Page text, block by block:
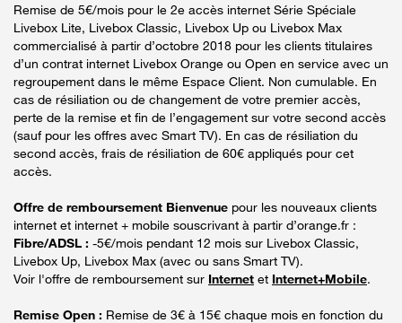
Remise de 5€/mois pour le 2e accès internet Série Spéciale
Livebox Lite, Livebox Classic, Livebox Up ou Livebox Max
commercialisé à partir d’octobre 2018 pour les clients titulaires
d’un contrat internet Livebox Orange ou Open en service avec un
regroupement dans le même Espace Client. Non cumulable. En
cas de résiliation ou de changement de votre premier accès,
perte de la remise et fin de l’engagement sur votre second accès
(sauf pour les offres avec Smart TV). En cas de résiliation du
second accès, frais de résiliation de 60€ appliqués pour cet
accès.
Offre de remboursement Bienvenue pour les nouveaux clients
internet et internet + mobile souscrivant à partir d’orange.fr :
Fibre/ADSL : -5€/mois pendant 12 mois sur Livebox Classic,
Livebox Up, Livebox Max (avec ou sans Smart TV).
Voir l'offre de remboursement sur Internet et Internet+Mobile.
Remise Open : Remise de 3€ à 15€ chaque mois en fonction du